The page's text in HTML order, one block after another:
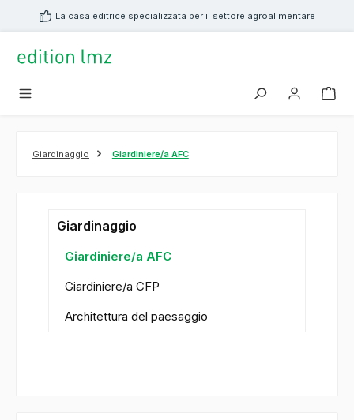
principaleLa casa editrice specializzata per il settore agroalimentare
Giardinaggio Giardiniere/a AFC
Giardinaggio
Giardiniere/a AFC
Giardiniere/a CFP
Architettura del paesaggio